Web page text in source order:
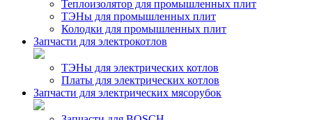
Теплоизолятор для промышленных плит
ТЭНы для промышленных плит
Колодки для промышленных плит
Запчасти для электрокотлов
ТЭНы для электрических котлов
Платы для электрических котлов
Запчасти для электрических мясорубок